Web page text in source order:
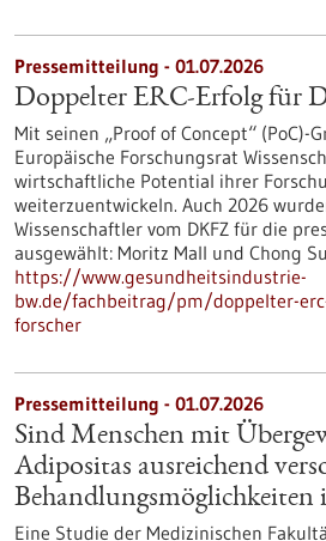
Pressemitteilung - 01.07.2026
Doppelter ERC-Erfolg für
Mit seinen „Proof of Concept“
Europäische Forschungsrat
wirtschaftliche Potential ihrer
weiterzuentwickeln. Auch 2026
Wissenschaftler vom DKFZ für die
ausgewählt: Moritz Mall und Chong
https://www.gesundheitsindustrie-
bw.de/fachbeitrag/pm/doppelter-
forscher
Pressemitteilung - 01.07.2026
Sind Menschen mit
Adipositas ausreichend
Behandlungsmöglichkeiten
Eine Studie der Medizinischen